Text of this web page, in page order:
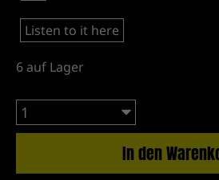
Listen to it here
6 auf Lager
In den